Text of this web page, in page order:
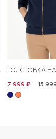
15
7 999 ₽